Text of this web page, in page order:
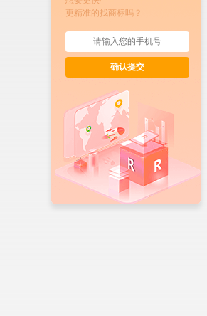
更精准的找商标吗？
确认提交